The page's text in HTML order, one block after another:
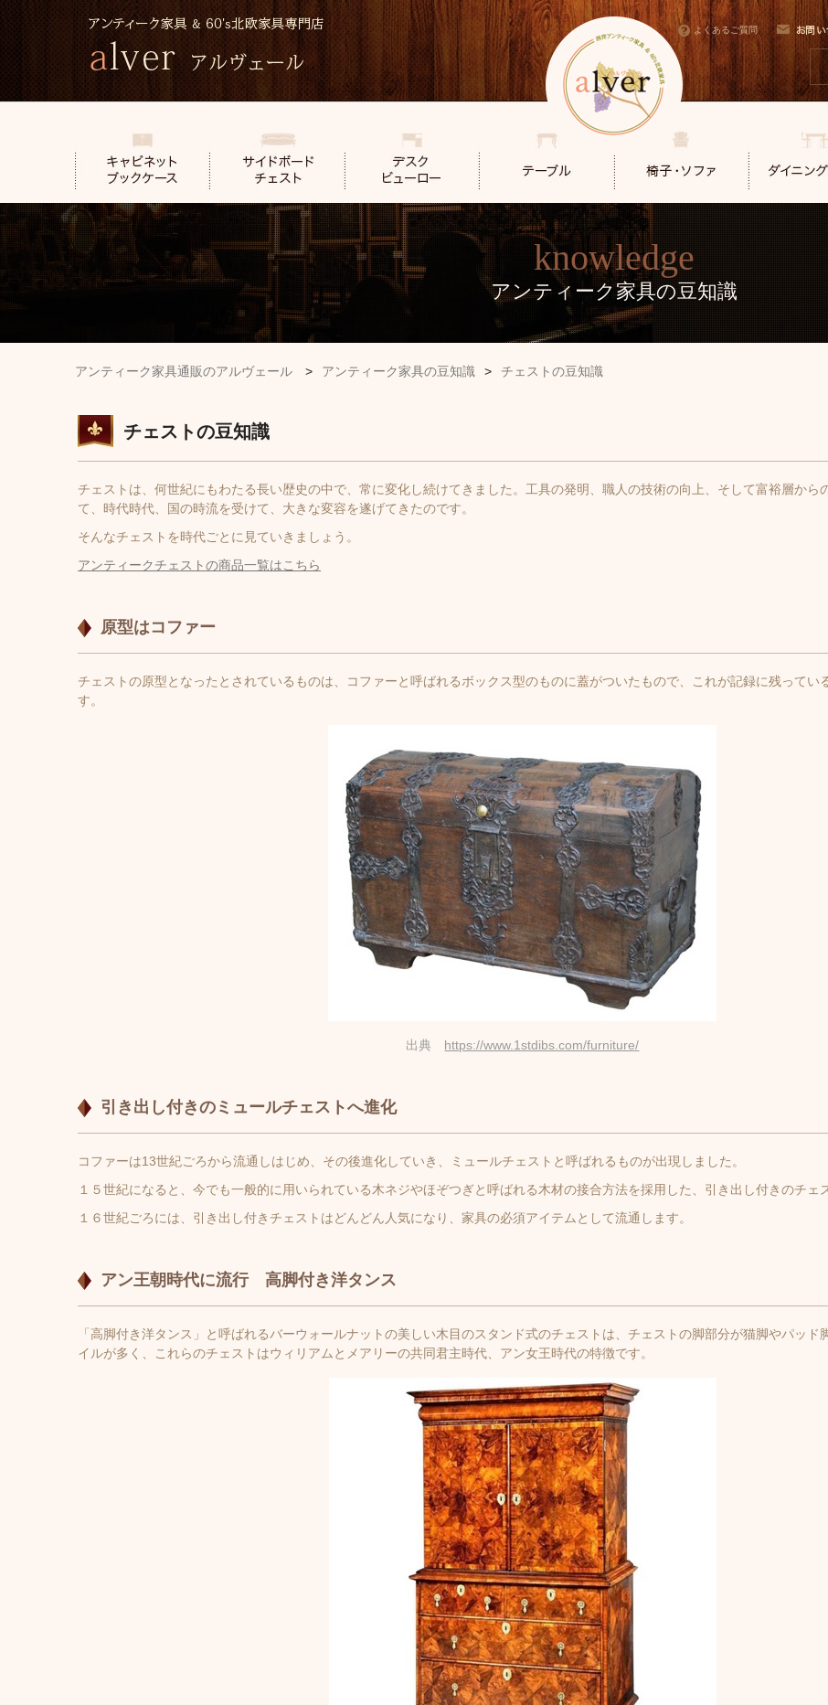
よくあるご質問
knowledge
アンティーク家具の豆知識
アンティーク家具通販のアルヴェール > アンティーク家具の豆知識 > チェストの豆知識
チェストの豆知識
チェストは、何世紀にもわたる長い歴史の中で、常に変化し続けてきました。工具の発明、職人の技術の向上、そして富裕層から
て、時代時代、国の時流を受けて、大きな変容を遂げてきたのです。
そんなチェストを時代ごとに見ていきましょう。
アンティークチェストの商品一覧はこちら
原型はコファー
チェストの原型となったとされているものは、コファーと呼ばれるボックス型のものに蓋がついたもので、これが記録に残ってい
す。
出典 https://www.1stdibs.com/furniture/
引き出し付きのミュールチェストへ進化
コファーは13世紀ごろから流通しはじめ、その後進化していき、ミュールチェストと呼ばれるものが出現しました。
１５世紀になると、今でも一般的に用いられている木ネジやほぞつぎと呼ばれる木材の接合方法を採用した、引き出し付きのチェ
１６世紀ごろには、引き出し付きチェストはどんどん人気になり、家具の必須アイテムとして流通します。
アン王朝時代に流行 高脚付き洋タンス
「高脚付き洋タンス」と呼ばれるバーウォールナットの美しい木目のスタンド式のチェストは、チェストの脚部分が猫脚やパッド
イルが多く、これらのチェストはウィリアムとメアリーの共同君主時代、アン女王時代の特徴です。